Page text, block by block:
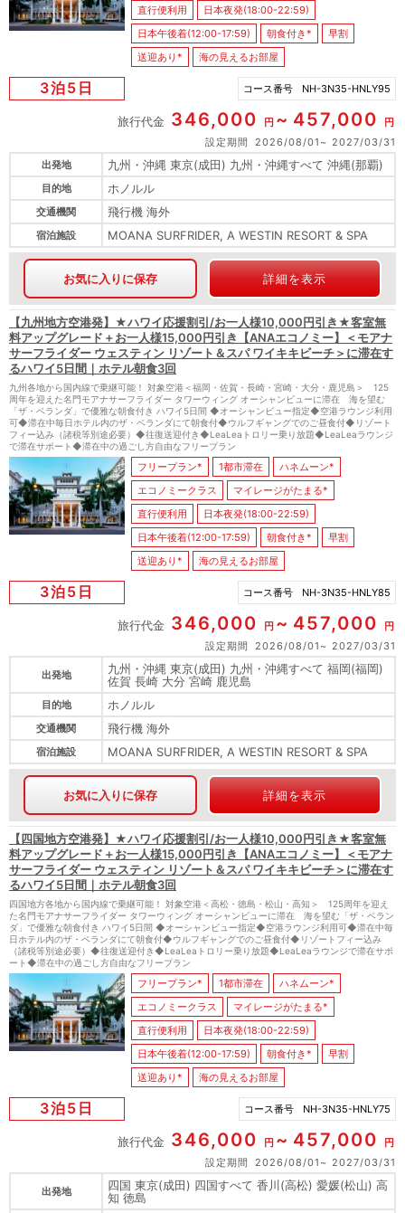
直行便利用
日本夜発(18:00-22:59)
日本午後着(12:00-17:59)
朝食付き*
早割
送迎あり*
海の見えるお部屋
3泊5日 コース番号 NH-3N35-HNLY95
旅行代金 346,000 円 457,000
円
設定期間
2026/08/01
2027/03/31
出発地
九州・沖縄 東京(成田) 九州・沖縄すべて 沖縄(那覇)
目的地 ホノルル
交通機関 飛行機 海外
宿泊施設 MOANA SURFRIDER, A WESTIN RESORT & SPA
お気に入りに保存 詳細を表示
【九州地方空港発】★ハワイ応援割引/お一人様10,000円引き★客室無
料アップグレード＋お一人様15,000円引き【ANAエコノミー】＜モアナ
サーフライダー ウェスティン リゾート＆スパ ワイキキビーチ＞に滞在す
るハワイ5日間｜ホテル朝食3回
九州各地から国内線で乗継可能！ 対象空港＜福岡・佐賀・長崎・宮崎・大分・鹿児島＞ 125
周年を迎えた名門モアナサーフライダー タワーウィング オーシャンビューに滞在 海を望む
「ザ・ベランダ」で優雅な朝食付き ハワイ5日間 ◆オーシャンビュー指定◆空港ラウンジ利用
可◆滞在中毎日ホテル内のザ・ベランダにて朝食付◆ウルフギャングでのご昼食付◆リゾート
フィー込み（諸税等別途必要）◆往復送迎付き◆LeaLeaトロリー乗り放題◆LeaLeaラウンジ
で滞在サポート◆滞在中の過ごし方自由なフリープラン
フリープラン* 1都市滞在
ハネムーン*
エコノミークラス
マイレージがたまる*
直行便利用
日本夜発(18:00-22:59)
日本午後着(12:00-17:59)
朝食付き*
早割
送迎あり*
海の見えるお部屋
3泊5日 コース番号 NH-3N35-HNLY85
旅行代金 346,000 円 457,000
円
設定期間
2026/08/01 2027/03/31
出発地
九州・沖縄 東京(成田) 九州・沖縄すべて 福岡(福岡)
佐賀 長崎 大分 宮崎 鹿児島
目的地 ホノルル
交通機関 飛行機 海外
宿泊施設 MOANA SURFRIDER, A WESTIN RESORT & SPA
お気に入りに保存 詳細を表示
【四国地方空港発】★ハワイ応援割引/お一人様10,000円引き★客室無
料アップグレード＋お一人様15,000円引き【ANAエコノミー】＜モアナ
サーフライダー ウェスティン リゾート＆スパ ワイキキビーチ＞に滞在す
るハワイ5日間｜ホテル朝食3回
四国地方各地から国内線で乗継可能！ 対象空港＜高松・徳島・松山・高知＞ 125周年を迎え
た名門モアナサーフライダー タワーウィング オーシャンビューに滞在 海を望む「ザ・ベラン
ダ」で優雅な朝食付き ハワイ5日間 ◆オーシャンビュー指定◆空港ラウンジ利用可◆滞在中毎
日ホテル内のザ・ベランダにて朝食付◆ウルフギャングでのご昼食付◆リゾートフィー込み
（諸税等別途必要）◆往復送迎付き◆LeaLeaトロリー乗り放題◆LeaLeaラウンジで滞在サポ
ート◆滞在中の過ごし方自由なフリープラン
フリープラン* 1都市滞在
ハネムーン*
エコノミークラス
マイレージがたまる*
直行便利用
日本夜発(18:00-22:59)
日本午後着(12:00-17:59)
朝食付き*
早割
送迎あり*
海の見えるお部屋
3泊5日 コース番号 NH-3N35-HNLY75
旅行代金 346,000 円 457,000
円
設定期間
2026/08/01 2027/03/31
出発地
四国 東京(成田) 四国すべて 香川(高松) 愛媛(松山) 高
知 徳島